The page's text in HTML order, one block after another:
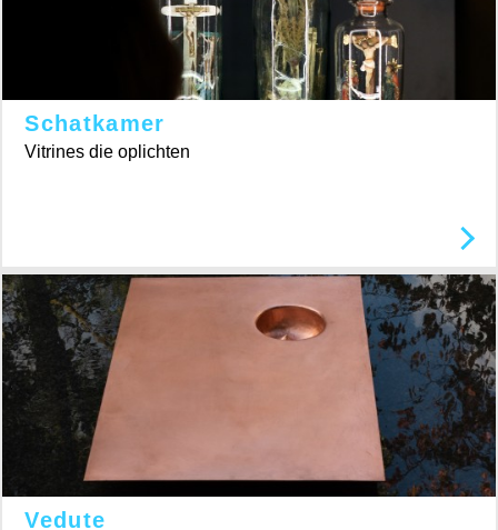
Schatkamer
Vitrines die oplichten
Vedute